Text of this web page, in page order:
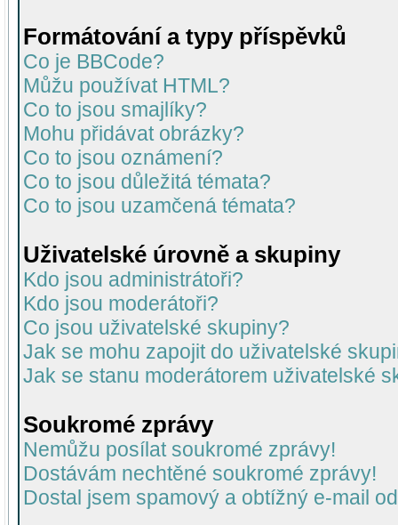
Formátování a typy příspěvků
Co je BBCode?
Můžu používat HTML?
Co to jsou smajlíky?
Mohu přidávat obrázky?
Co to jsou oznámení?
Co to jsou důležitá témata?
Co to jsou uzamčená témata?
Uživatelské úrovně a skupiny
Kdo jsou administrátoři?
Kdo jsou moderátoři?
Co jsou uživatelské skupiny?
Jak se mohu zapojit do uživatelské
Jak se stanu moderátorem uživatelské
Soukromé zprávy
Nemůžu posílat soukromé zprávy!
Dostávám nechtěné soukromé zprávy!
Dostal jsem spamový a obtížný e-mail